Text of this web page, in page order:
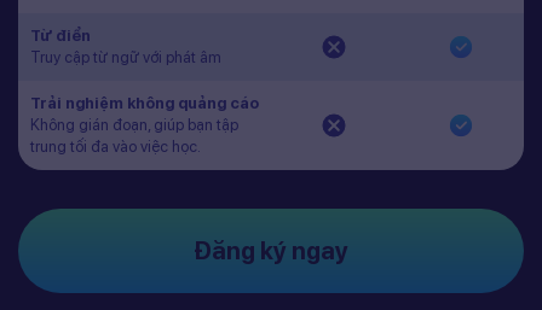
Từ điển
Truy cập từ ngữ với phát âm
Trải nghiệm không quảng cáo
Không gián đoạn, giúp bạn tập
trung tối đa vào việc học.
Đăng ký ngay